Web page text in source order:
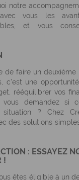
notre
vous les
et vous
de faire un deuxième
c'est une
rééquilibrer vos
vous demandez si
? Chez
des solutions
: ESSAYEZ
!
êtes éligible à un